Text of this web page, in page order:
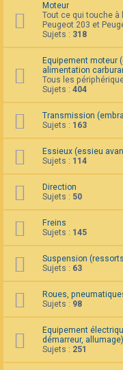
Moteur
Tout ce qui touche à
Peugeot 203 et
Sujets : 318
Equipement moteur
alimentation
Tous les
Sujets : 404
Transmission
Sujets : 163
Essieux (essieu
Sujets : 114
Direction
Sujets : 50
Freins
Sujets : 145
Suspension
Sujets : 63
Roues,
Sujets : 98
Equipement
démarreur,
Sujets : 251